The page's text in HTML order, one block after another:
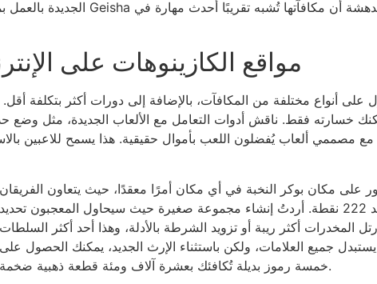
مواقع الكازينوهات على
أنواع مختلفة من المكافآت، بالإضافة إلى دورات أكثر بتكلفة أقل.
خسارته فقط. ناقش أدوات التعامل مع الألعاب الجديدة، مثل وضع
مع مصممي ألعاب يُفضلون اللعب بأموال حقيقية. هذا يسمح للاعبين
على مكان بوكر النخبة في أي مكان أمرًا معقدًا، حيث يتعاون الفريقان
لمساعدتك في حصد 222 نقطة. أردتُ إنشاء مجموعة صغيرة حيث سيحاول المعجبون تحديد
المخدرات أكثر ريبة أو تزويد الشرطة بالأدلة، وهذا أحد أكثر السلطات
يستبدل جميع العلامات، ولكن باستثناء الإرث الجديد، يمكنك الحصول على
خمسة رموز بديلة تُكافئك بعشرة آلاف ومئة قطعة ذهبية ضخمة.